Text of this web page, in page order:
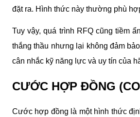
đặt ra​​. Hình thức này thường phù
Tuy vậy, quá trình RFQ cũng tiềm
thắng thầu nhưng lại không đảm
cân nhắc kỹ năng lực và uy tín của
CƯỚC HỢP ĐỒNG
Cước hợp đồng là một hình thức